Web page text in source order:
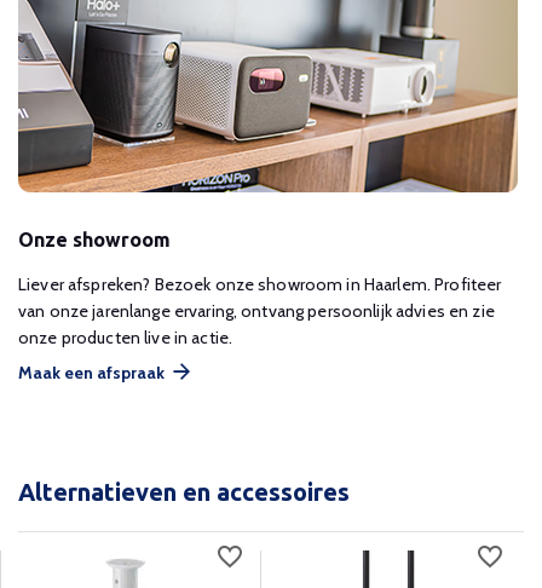
Onze showroom
Liever afspreken? Bezoek onze showroom in Haarlem. Profiteer
van onze jarenlange ervaring, ontvang persoonlijk advies en zie
onze producten live in actie.
Maak een afspraak
Alternatieven en accessoires